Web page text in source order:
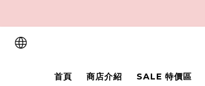
首頁
商店介紹 SALE 特價區